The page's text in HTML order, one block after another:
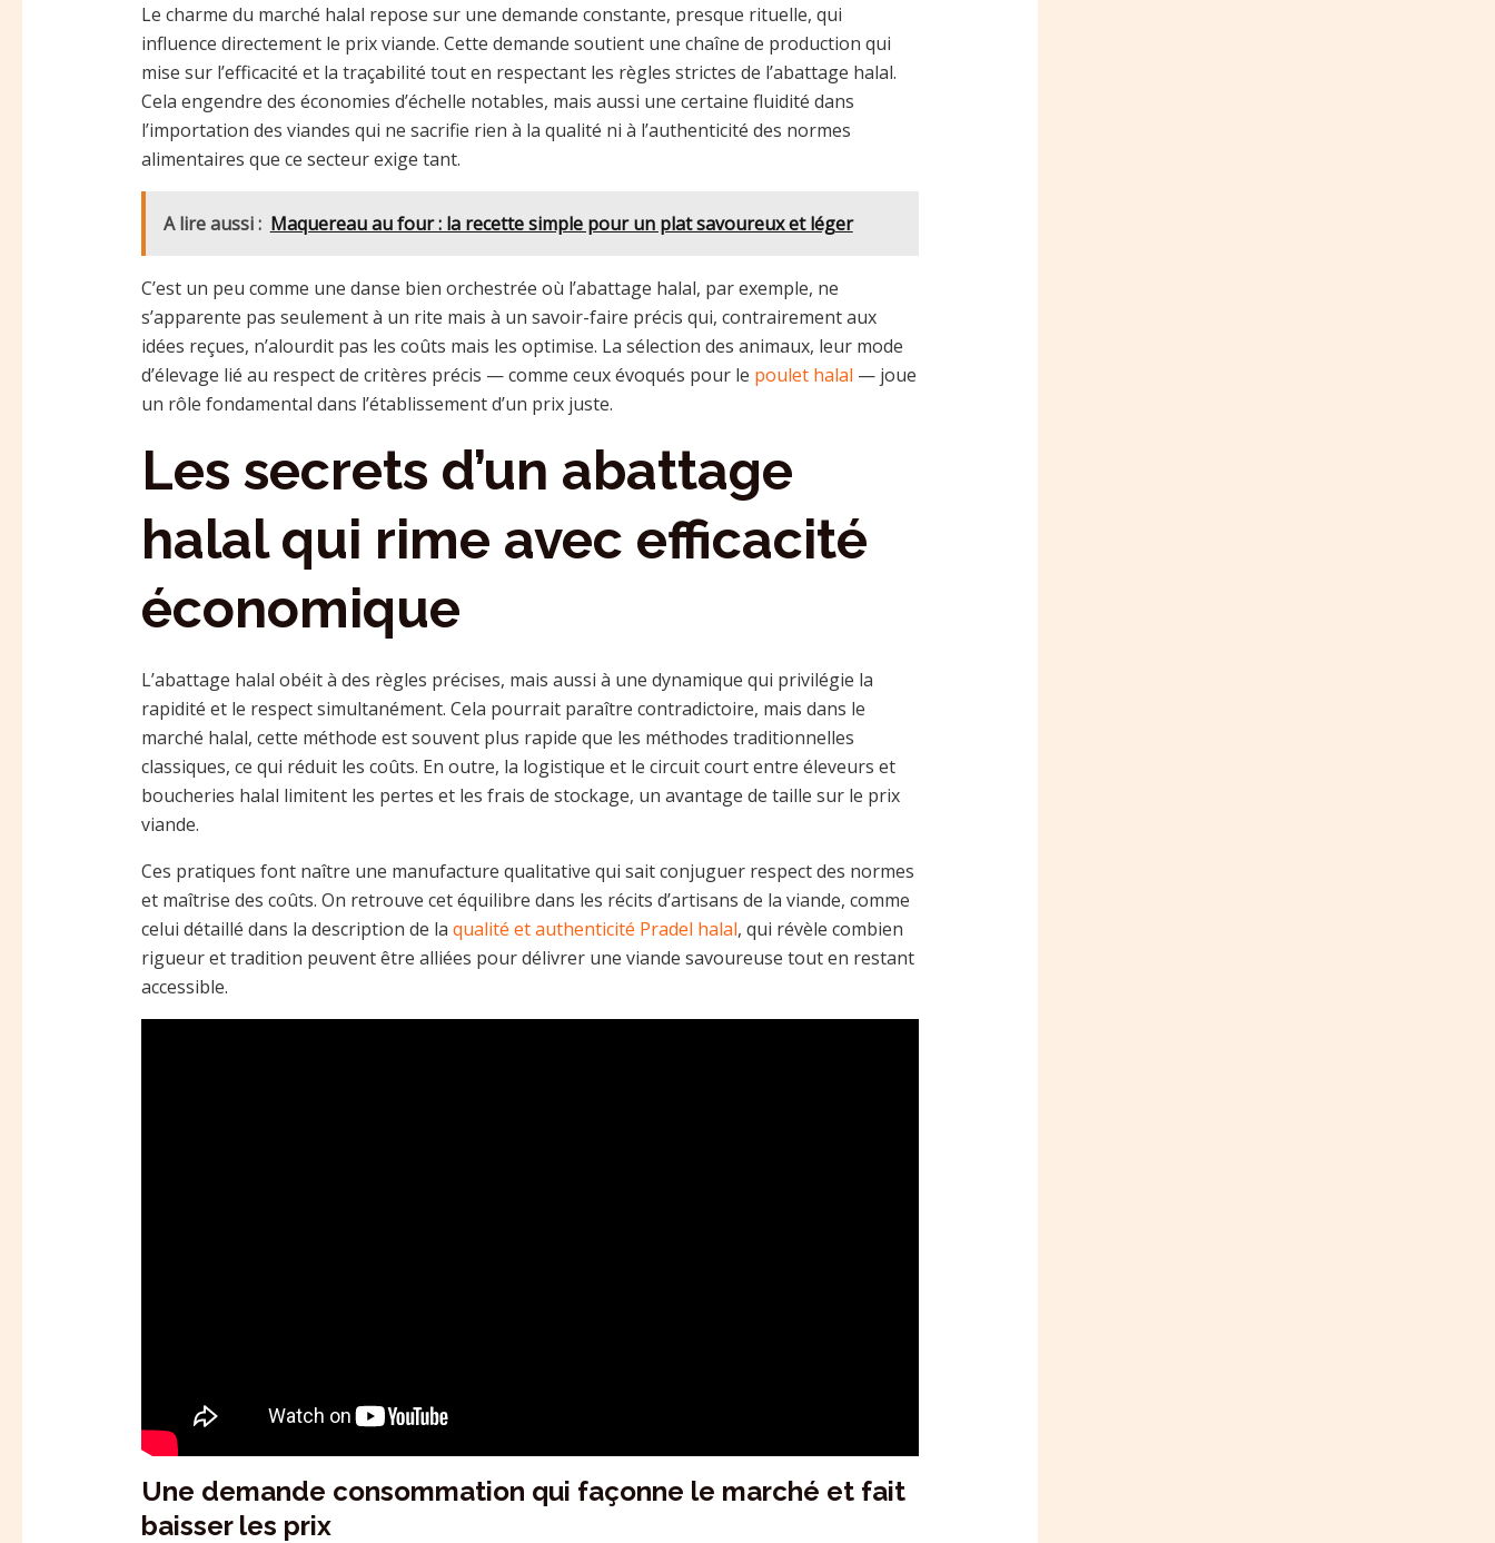
Le charme du marché halal repose sur une demande constante, presque rituelle, qui
influence directement le prix viande. Cette demande soutient une chaîne de production qui
mise sur l’efficacité et la traçabilité tout en respectant les règles strictes de l’abattage halal.
Cela engendre des économies d’échelle notables, mais aussi une certaine fluidité dans
l’importation des viandes qui ne sacrifie rien à la qualité ni à l’authenticité des normes
alimentaires que ce secteur exige tant.
A lire aussi : Maquereau au four : la recette simple pour un plat savoureux et léger
C’est un peu comme une danse bien orchestrée où l’abattage halal, par exemple, ne
s’apparente pas seulement à un rite mais à un savoir-faire précis qui, contrairement aux
idées reçues, n’alourdit pas les coûts mais les optimise. La sélection des animaux, leur mode
d’élevage lié au respect de critères précis — comme ceux évoqués pour le poulet halal — joue
un rôle fondamental dans l’établissement d’un prix juste.
Les secrets d’un abattage
halal qui rime avec efficacité
économique
L’abattage halal obéit à des règles précises, mais aussi à une dynamique qui privilégie la
rapidité et le respect simultanément. Cela pourrait paraître contradictoire, mais dans le
marché halal, cette méthode est souvent plus rapide que les méthodes traditionnelles
classiques, ce qui réduit les coûts. En outre, la logistique et le circuit court entre éleveurs et
boucheries halal limitent les pertes et les frais de stockage, un avantage de taille sur le prix
viande.
Ces pratiques font naître une manufacture qualitative qui sait conjuguer respect des normes
et maîtrise des coûts. On retrouve cet équilibre dans les récits d’artisans de la viande, comme
celui détaillé dans la description de la qualité et authenticité Pradel halal, qui révèle combien
rigueur et tradition peuvent être alliées pour délivrer une viande savoureuse tout en restant
accessible.
Une demande consommation qui façonne le marché et fait
baisser les prix